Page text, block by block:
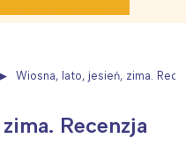
Wiosna, lato, jesień, zima.
Recenzja